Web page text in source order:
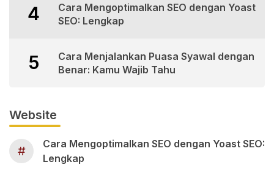
4
Cara Mengoptimalkan SEO dengan Yoast
SEO: Lengkap
5
Cara Menjalankan Puasa Syawal dengan
Benar: Kamu Wajib Tahu
Website
#
Cara Mengoptimalkan SEO dengan Yoast SEO:
Lengkap